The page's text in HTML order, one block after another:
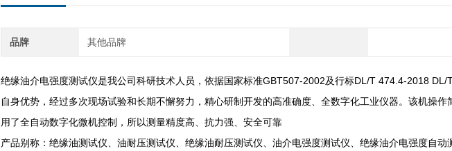
品牌 其他品牌
绝缘油介电强度测试仪是我公司科研技术人员，依据国家标准GBT507-2002及行标DL/T 474.4-2018
自身优势，经过多次现场试验和长期不懈努力，精心研制开发的高准确度、全数字化工业仪器。该机操作
用了全自动数字化微机控制，所以测量精度高、抗力强、安全可靠
产品别称：绝缘油测试仪、油耐压测试仪、绝缘油耐压测试仪、油介电强度测试仪、绝缘油介电强度自动